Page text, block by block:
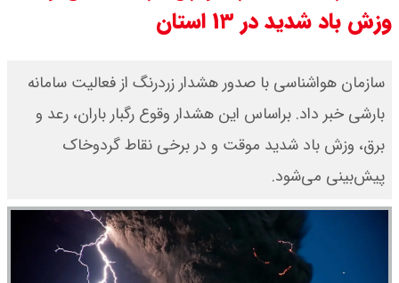
امیر جهانشاهی: پای نظامی آمریکایی
به ایران باز شود آن را قطع می‌کنیم +
ویدیو
ونس در بن‌بست سیاسی قرار دارد
وزش باد شدید در ۱۳ استان
سازمان هواشناسی با صدور هشدار زردرنگ از فعالیت سامانه
بارشی خبر داد. براساس این هشدار وقوع رگبار باران، رعد و
برق، وزش باد شدید موقت و در برخی نقاط گردوخاک
پیش‌بینی می‌شود.